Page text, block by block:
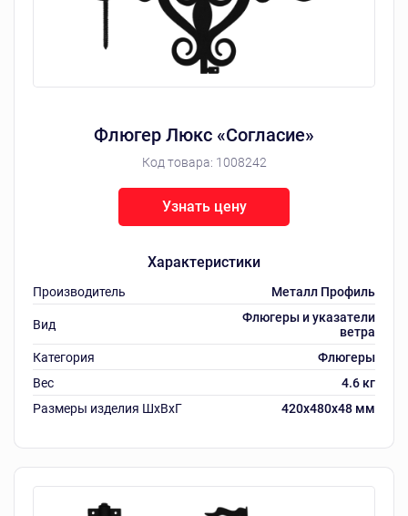
Флюгер Люкс «Согласие»
Код товара: 1008242
Характеристики
Производитель Металл Профиль
Вид
Флюгеры и указатели
ветра
Категория
Флюгеры
Вес
4.6 кг
Размеры изделия ШxВxГ
420x480x48 мм
Узнать цену